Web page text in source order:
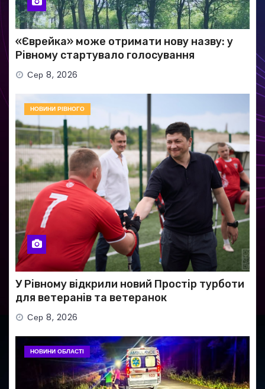
«Єврейка» може отримати нову назву: у
Рівному стартувало голосування
Сер 8, 2026
НОВИНИ РІВНОГО
У Рівному відкрили новий Простір турботи
для ветеранів та ветеранок
Сер 8, 2026
НОВИНИ ОБЛАСТІ